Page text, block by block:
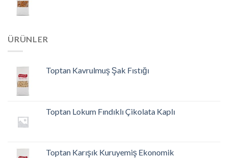
ÜRÜNLER
Toptan Kavrulmuş Şak Fıstığı
Toptan Lokum Fındıklı Çikolata Kaplı
Toptan Karışık Kuruyemiş Ekonomik